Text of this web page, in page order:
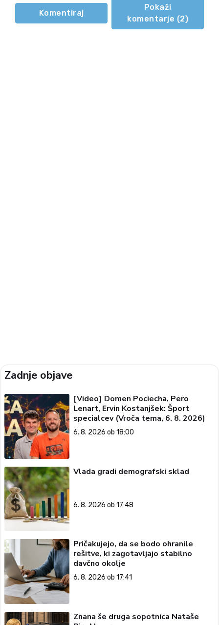
Komentiraj
Pokaži
komentarje (2)
Zadnje objave
[Video] Domen Pociecha, Pero
Lenart, Ervin Kostanjšek: Šport
specialcev (Vroča tema, 6. 8. 2026)
6. 8. 2026 ob 18:00
Vlada gradi demografski sklad
6. 8. 2026 ob 17:48
Pričakujejo, da se bodo ohranile
rešitve, ki zagotavljajo stabilno
davčno okolje
6. 8. 2026 ob 17:41
Znana še druga sopotnica Nataše